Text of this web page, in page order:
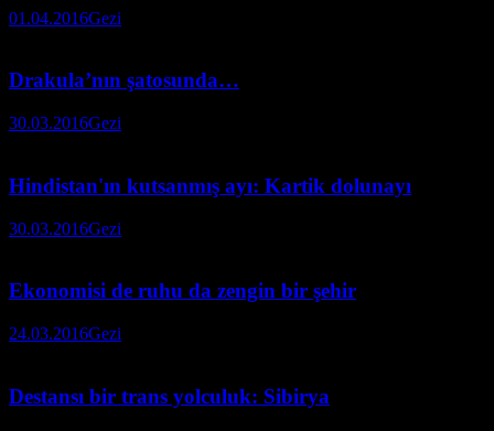
01.04.2016Gezi
Drakula’nın şatosunda…
30.03.2016Gezi
Hindistan'ın kutsanmış ayı: Kartik dolunayı
30.03.2016Gezi
Ekonomisi de ruhu da zengin bir şehir
24.03.2016Gezi
Destansı bir trans yolculuk: Sibirya